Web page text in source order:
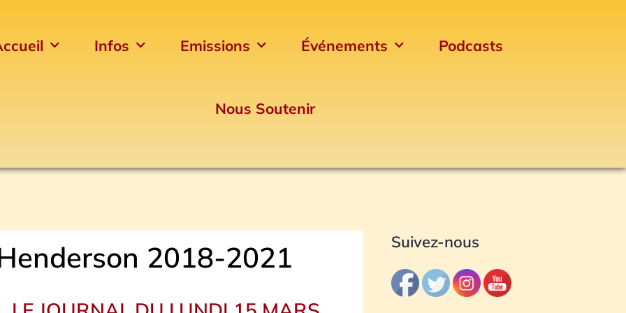
Infos Emissions Événements Podcasts
Nous Soutenir
2018-2021 Suivez-nous
Archives